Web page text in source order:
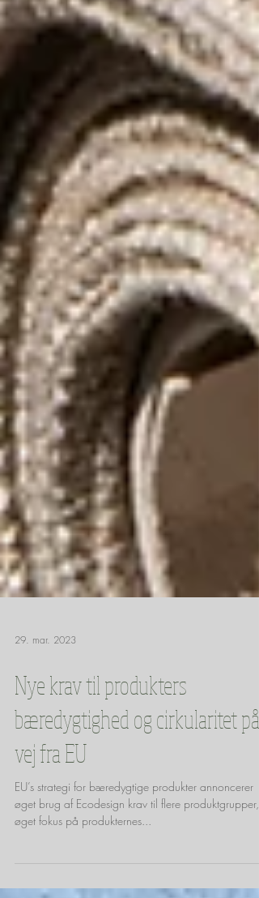
29. mar. 2023
Nye krav til produkters
bæredygtighed og cirkularitet på
øget brug af Ecodesign krav til flere produktgrupper,